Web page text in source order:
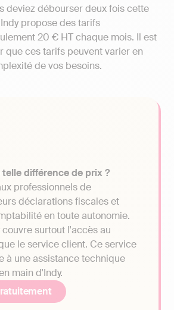
deviez débourser deux fois cette
propose des tarifs
20 € HT chaque mois. Il est
que ces tarifs peuvent varier en
de vos besoins.
telle différence de prix ?
professionnels de
déclarations fiscales et
en toute autonomie.
couvre surtout l'accès au
le service client. Ce service
à une assistance technique
main d'Indy.